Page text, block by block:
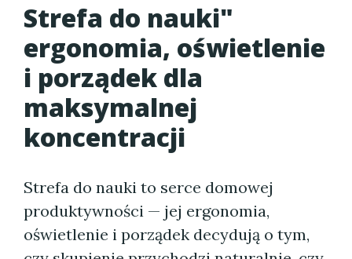
Strefa do nauki"
ergonomia, oświetlenie
i porządek dla
maksymalnej
koncentracji
Strefa do nauki to serce domowej
produktywności — jej ergonomia,
oświetlenie i porządek decydują o tym,